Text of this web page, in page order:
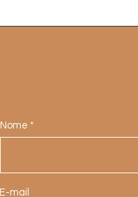
Nome
E-mail